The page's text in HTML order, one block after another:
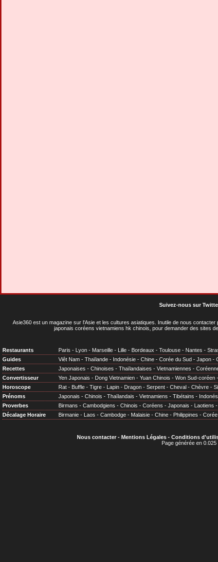
Suivez-nous sur
Asie360 est un magazine sur l'Asie et les cultures asiatiques . Inutile de nous
japonais coréens vietnamiens hk chinois, pour demander des sites
Restaurants Paris - Lyon - Marseille - Lille - Bordeaux - Toulouse - Nantes -
Guides
Viêt Nam - Thaïlande - Indonésie - Chine - Corée du Sud - Japon -
Recettes
Japonaises - Chinoises - Thaïlandaises - Vietnamiennes -
Convertisseur
Yen Japonais - Dong Vietnamien - Yuan Chinois - Won Sud-coréen
Horoscope
Rat - Buffle - Tigre - Lapin - Dragon - Serpent - Cheval - Chèvre -
Prénoms
Japonais - Chinois - Thaïlandais - Vietnamiens - Tibétains -
Proverbes
Birmans - Cambodgiens - Chinois - Coréens - Japonais - Laotiens
Décalage Horaire
Birmanie - Laos - Cambodge - Malaisie - Chine - Philippines - Corée
Nous contacter- Mentions Légales- Conditions
Page générée en